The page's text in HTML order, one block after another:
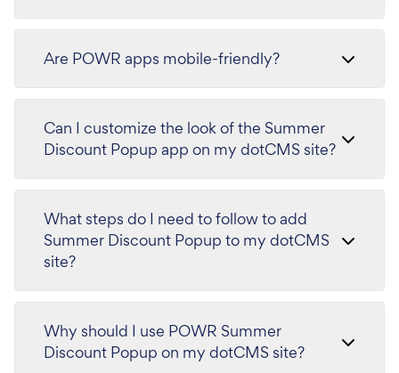
Are POWR apps mobile-friendly?
Can I customize the look of the Summer
Discount Popup app on my dotCMS site?
What steps do I need to follow to add
Summer Discount Popup to my dotCMS
site?
Why should I use POWR Summer
Discount Popup on my dotCMS site?